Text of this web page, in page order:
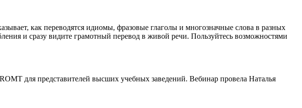
как переводятся идиомы, фразовые глаголы и многозначные слова в разных
и сразу видите грамотный перевод в живой речи. Пользуйтесь возможностями
для представителей высших учебных заведений. Вебинар провела Наталья